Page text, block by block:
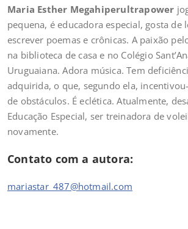
Maria Esther Megahiperultrapower
pequena, é educadora especial, gosta de
escrever poemas e crônicas. A paixão
na biblioteca de casa e no Colégio
Uruguaiana. Adora música. Tem
adquirida, o que, segundo ela,
de obstáculos. É eclética. Atualmente,
Educação Especial, ser treinadora de
novamente.
Contato com a autora:
mariastar_487@hotmail.com